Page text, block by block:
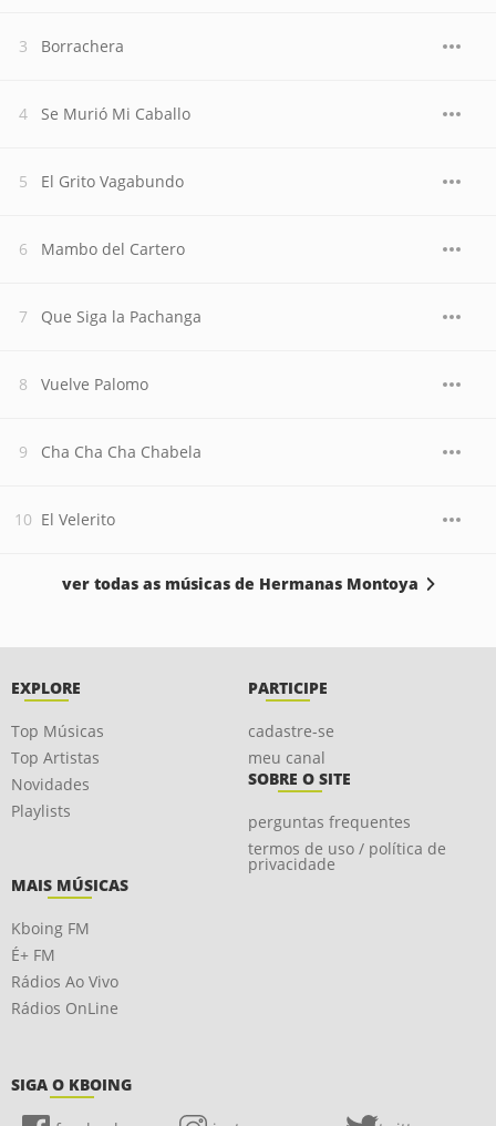
Borrachera
Se Murió Mi Caballo
El Grito Vagabundo
Mambo del Cartero
Que Siga la Pachanga
Vuelve Palomo
Cha Cha Cha Chabela
El Velerito
ver todas as músicas de Hermanas Montoya
EXPLORE
Top Músicas
Top Artistas
Novidades
Playlists
PARTICIPE
cadastre-se
meu canal
SOBRE O SITE
perguntas frequentes
termos de uso / política de
privacidade
MAIS MÚSICAS
Kboing FM
É+ FM
Rádios Ao Vivo
Rádios OnLine
SIGA O KBOING